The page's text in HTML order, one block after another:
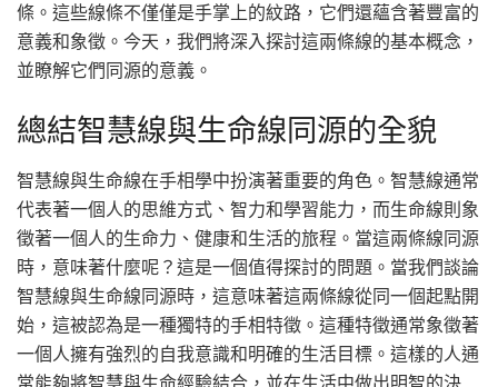
條。這些線條不僅僅是手掌上的紋路，它們還蘊含著豐富的
意義和象徵。今天，我們將深入探討這兩條線的基本概念，
並瞭解它們同源的意義。
總結智慧線與生命線同源的全貌
智慧線與生命線在手相學中扮演著重要的角色。智慧線通常
代表著一個人的思維方式、智力和學習能力，而生命線則象
徵著一個人的生命力、健康和生活的旅程。當這兩條線同源
時，意味著什麼呢？這是一個值得探討的問題。當我們談論
智慧線與生命線同源時，這意味著這兩條線從同一個起點開
始，這被認為是一種獨特的手相特徵。這種特徵通常象徵著
一個人擁有強烈的自我意識和明確的生活目標。這樣的人通
常能夠將智慧與生命經驗結合，並在生活中做出明智的決